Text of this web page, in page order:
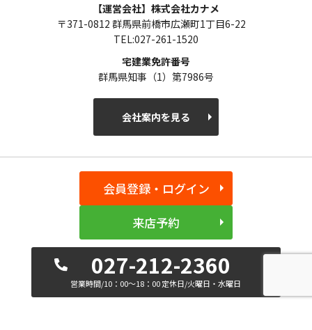
【運営会社】株式会社カナメ
〒371-0812 群馬県前橋市広瀬町1丁目6-22
TEL:027-261-1520
宅建業免許番号
群馬県知事（1）第7986号
会社案内を見る
会員登録・ログイン
来店予約
027-212-2360
営業時間/10：00～18：00 定休日/火曜日・水曜日